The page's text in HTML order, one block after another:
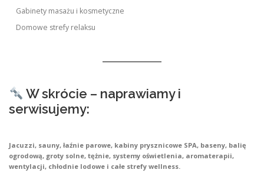
Gabinety masażu i kosmetyczne
Domowe strefy relaksu
W skrócie – naprawiamy i
serwisujemy:
Jacuzzi, sauny, łaźnie parowe, kabiny prysznicowe SPA, baseny, balię
ogrodową, groty solne, tężnie, systemy oświetlenia, aromaterapii,
wentylacji, chłodnie lodowe i całe strefy wellness.